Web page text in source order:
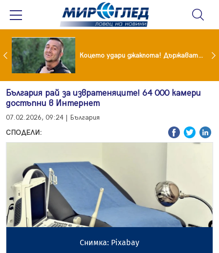
Тишина преди бурята! Защо Саня Армутлиева продължава да мълчи за раздялата с Дара? Коцето удари джакпота! Държавата му плаща 95 000 евро
България рай за извратеняците! 64 000 камери
достъпни в Интернет
07.02.2026, 09:24 | България
СПОДЕЛИ:
Снимка: Pixabay